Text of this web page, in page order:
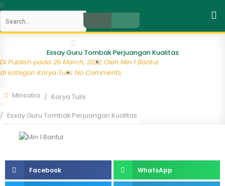
Skip
content
Close
Essay Guru Tombak Perjuangan Kualitas
Di Publish pada 26 March, 2022 Oleh Min 1 Bantul
di kategori Karya Tulis No Comments
Minsaba Karya Tulis
Essay Guru Tombak Perjuangan Kualitas
Facebook WhatsApp